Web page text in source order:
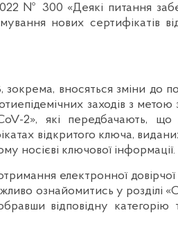
№ 300 «Деякі питання
нових сертифікатів
вносяться зміни до
заходів з метою
2», які передбачають,
відкритого ключа,
носієві ключової інформації.
електронної
ознайомитись у розділі
відповідну